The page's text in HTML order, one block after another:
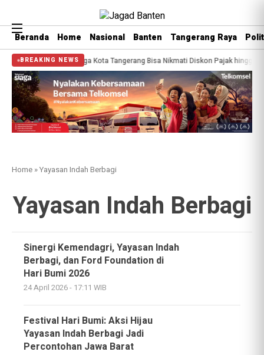
Beranda Home Nasional Banten Tangerang Raya
BREAKING NEWS
Dimulai, Warga Kota Tangerang Bisa Nikmati Diskon Pajak hingga 45
Home »Yayasan Indah Berbagi
Yayasan Indah Berbagi
Sinergi Kemendagri, Yayasan Indah
Berbagi, dan Ford Foundation di
Hari Bumi 2026
24 April 2026 - 17:11 WIB
Festival Hari Bumi: Aksi Hijau
Yayasan Indah Berbagi Jadi
Percontohan Jawa Barat